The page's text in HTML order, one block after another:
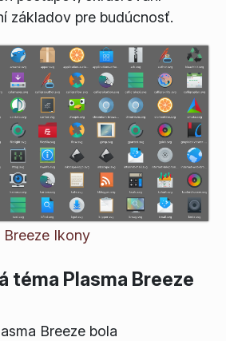
základov pre budúcnosť.
Breeze Ikony
téma Plasma Breeze
Breeze bola